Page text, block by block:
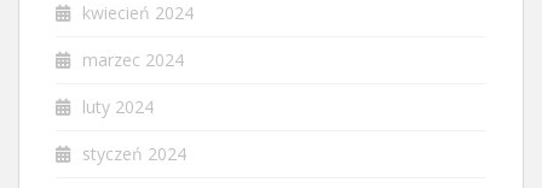
kwiecień 2024
marzec 2024
luty 2024
styczeń 2024